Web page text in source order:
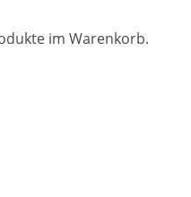
im Warenkorb.